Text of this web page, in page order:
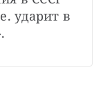
ударит в